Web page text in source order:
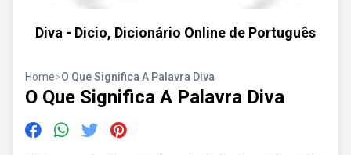
Diva - Dicio, Dicionário Online de Português
Home>O Que Significa A Palavra Diva
O Que Significa A Palavra Diva